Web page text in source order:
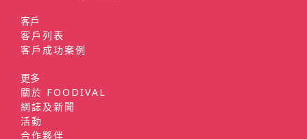
客戶
客戶列表
客戶成功案例
更多
關於 FOODIVAL
網誌及新聞
活動
合作夥伴